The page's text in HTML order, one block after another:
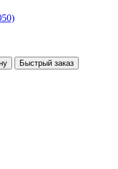
Быстрый заказ